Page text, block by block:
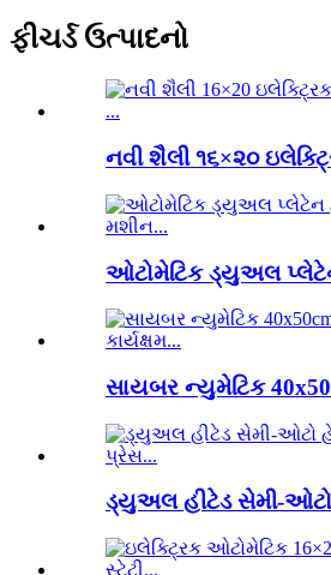
ફીચર્ડ ઉત્પાદનો
નવી શૈલી ૧૬×૨૦
ઓટોમેટિક ડ્યુઅલ
સાયબર ન્યુમેટિક
ડ્યુઅલ હીટેડ સેમી-ઓટો